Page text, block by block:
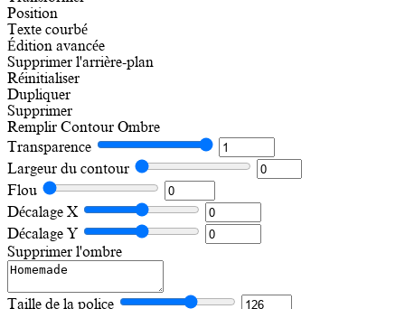
Position
Texte courbé
Édition avancée
Supprimer l'arrière-plan
Réinitialiser
Dupliquer
Supprimer
Remplir Contour Ombre
Transparence
Largeur du contour
Flou
Décalage X
Décalage Y
Supprimer l'ombre
Taille de la police